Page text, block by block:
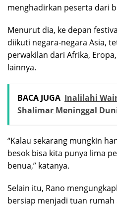
menghadirkan peserta dari
Menurut dia, ke depan
diikuti negara-negara Asia,
perwakilan dari Afrika,
lainnya.
BACA JUGA Inalilahi
Shalimar Meninggal
“Kalau sekarang mungkin
besok bisa kita punya lima
benua,” katanya.
Selain itu, Rano
bersiap menjadi tuan rumah